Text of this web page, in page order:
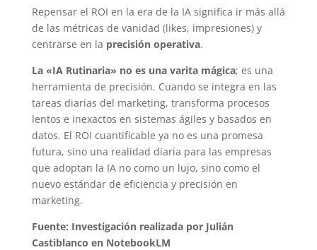
Repensar el ROI en la era de la IA significa ir más allá
de las métricas de vanidad (likes, impresiones) y
centrarse en la precisión operativa.
La «IA Rutinaria» no es una varita mágica; es una
herramienta de precisión. Cuando se integra en las
tareas diarias del marketing, transforma procesos
lentos e inexactos en sistemas ágiles y basados en
datos. El ROI cuantificable ya no es una promesa
futura, sino una realidad diaria para las empresas
que adoptan la IA no como un lujo, sino como el
nuevo estándar de eficiencia y precisión en
marketing.
Fuente: Investigación realizada por Julián
Castiblanco en NotebookLM